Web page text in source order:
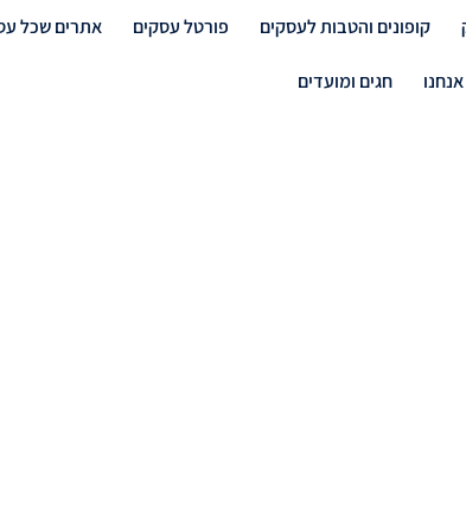
אתרים שכל פורטל עסקים קופונים והטבות לעסקים
חגים ומועדים